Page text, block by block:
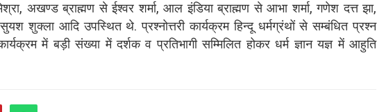
अखण्ड ब्राह्मण से ईश्वर शर्मा, आल इंडिया ब्राह्मण से आभा शर्मा, गणेश दत्त झा,
शुक्ला आदि उपस्थित थे. प्रश्नोत्तरी कार्यक्रम हिन्दू धर्मग्रंथों से सम्बंधित प्रश्न
में बड़ी संख्या में दर्शक व प्रतिभागी सम्मिलित होकर धर्म ज्ञान यज्ञ में आहुति